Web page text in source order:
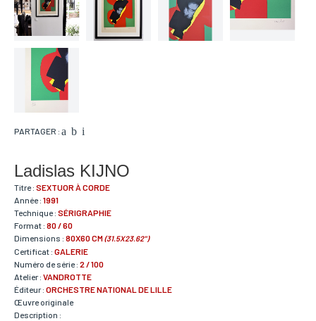
PARTAGER :
Ladislas KIJNO
Titre : SEXTUOR À CORDE
Année : 1991
Technique : SÉRIGRAPHIE
Format : 80 / 60
Dimensions : 80X60 CM(31.5X23.62")
Certificat : GALERIE
Numéro de série : 2 / 100
Atelier : VANDROTTE
Éditeur : ORCHESTRE NATIONAL DE LILLE
Œuvre originale
Description :